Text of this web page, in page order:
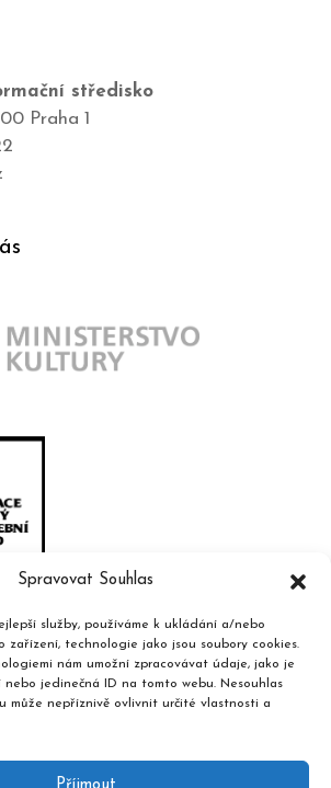
Spravovat Souhlas
služby, používáme k ukládání a/nebo
zařízení, technologie jako jsou soubory cookies.
nám umožní zpracovávat údaje, jako je
jedinečná ID na tomto webu. Nesouhlas
může nepříznivě ovlivnit určité vlastnosti a
Příjmout
středisko
Praha 1